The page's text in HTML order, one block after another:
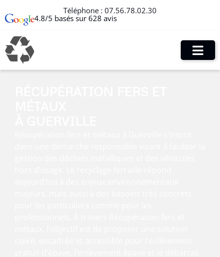
Téléphone : 07.56.78.02.30
4.8/5 basés sur 628 avis